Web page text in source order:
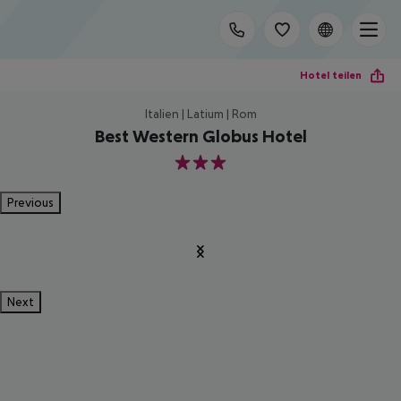
Hotel teilen
Italien | Latium | Rom
Best Western Globus Hotel
3
Previous
Next